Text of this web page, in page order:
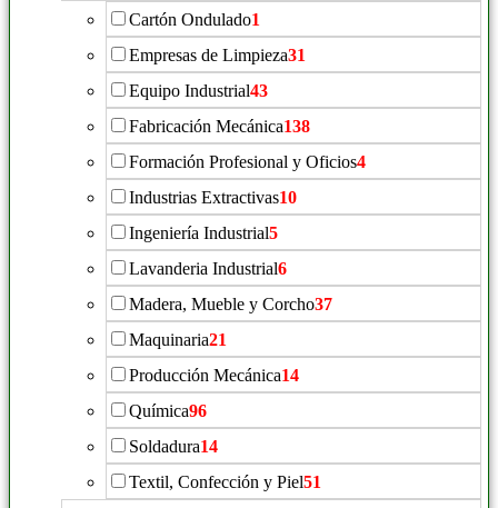
Cartón Ondulado1
Empresas de Limpieza31
Equipo Industrial43
Fabricación Mecánica138
Formación Profesional y Oficios4
Industrias Extractivas10
Ingeniería Industrial5
Lavanderia Industrial6
Madera, Mueble y Corcho37
Maquinaria21
Producción Mecánica14
Química96
Soldadura14
Textil, Confección y Piel51